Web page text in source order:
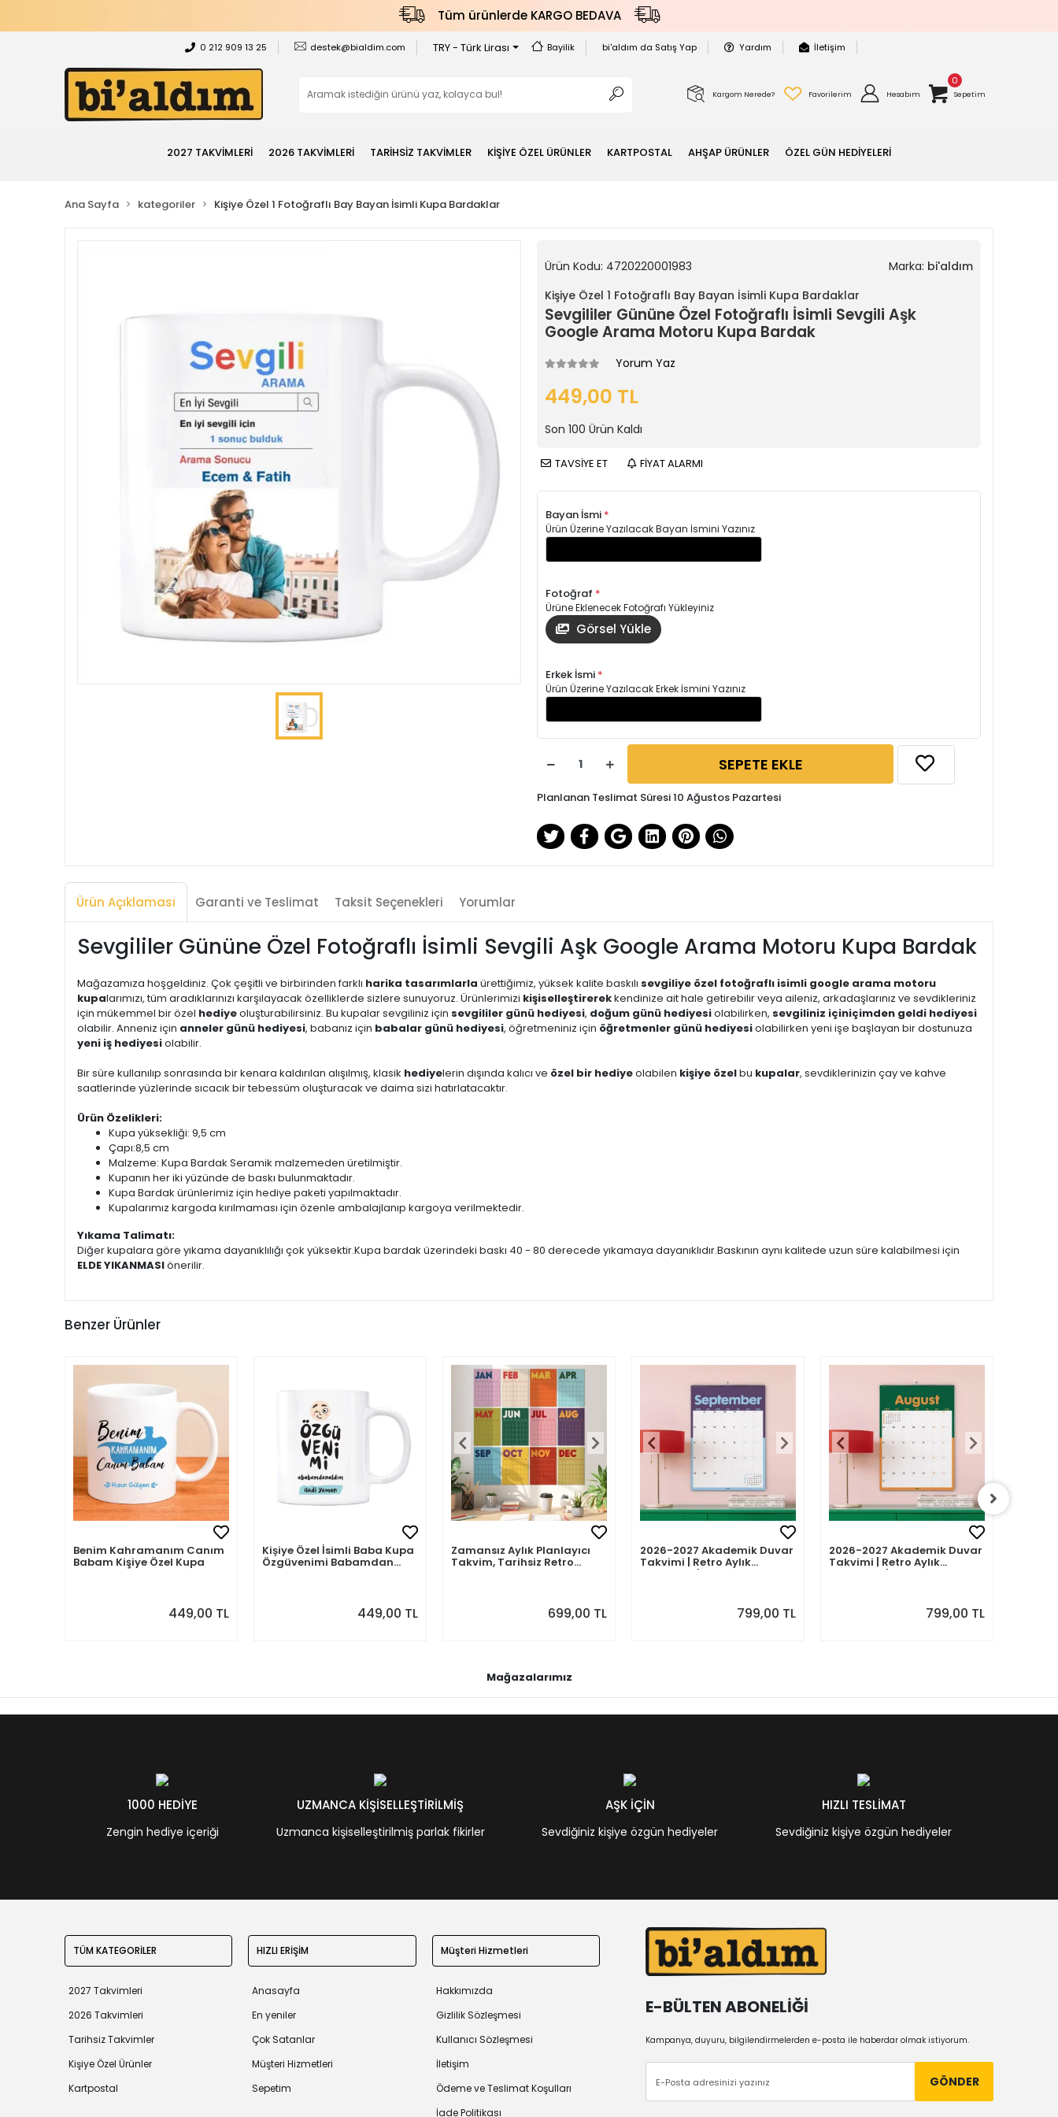
Tüm ürünlerde KARGO BEDAVA
0 212 909 13 25 destek@bialdim.com TRY - Türk Lirası Bayilik bi'aldım da Satış Yap Yardım İletişim
Kargom Nerede? Favorilerim Hesabım
0
Sepetim
2027 TAKVİMLERİ 2026 TAKVİMLERİ TARİHSİZ TAKVİMLER KİŞİYE ÖZEL ÜRÜNLER KARTPOSTAL AHŞAP ÜRÜNLER ÖZEL GÜN HEDİYELERİ
Ana Sayfa kategoriler Kişiye Özel 1 Fotoğraflı Bay Bayan İsimli Kupa Bardaklar
Ürün Kodu: 4720220001983 Marka: bi'aldım
Kişiye Özel 1 Fotoğraflı Bay Bayan İsimli Kupa Bardaklar
Sevgililer Gününe Özel Fotoğraflı İsimli Sevgili Aşk
Google Arama Motoru Kupa Bardak
Yorum Yaz
449,00 TL
Son 100 Ürün Kaldı
TAVSİYE ET FİYAT ALARMI
Bayan İsmi *
Ürün Üzerine Yazılacak Bayan İsmini Yazınız
Fotoğraf *
Ürüne Eklenecek Fotoğrafı Yükleyiniz
Görsel Yükle
Erkek İsmi *
Ürün Üzerine Yazılacak Erkek İsmini Yazınız
SEPETE EKLE
Planlanan Teslimat Süresi 10 Ağustos Pazartesi
Ürün Açıklaması Garanti ve Teslimat Taksit Seçenekleri Yorumlar
Sevgililer Gününe Özel Fotoğraflı İsimli Sevgili Aşk Google Arama Motoru Kupa Bardak
Mağazamıza hoşgeldiniz. Çok çeşitli ve birbirinden farklı harika tasarımlarla ürettiğimiz, yüksek kalite baskılı sevgiliye özel fotoğraflı isimli google arama motoru
kupalarımızı, tüm aradıklarınızı karşılayacak özelliklerde sizlere sunuyoruz. Ürünlerimizi kişiselleştirerekkendinize ait hale getirebilir veya aileniz, arkadaşlarınız ve sevdikleriniz
için mükemmel bir özel hediyeoluşturabilirsiniz. Bu kupalar sevgiliniz için sevgililer günü hediyesi, doğum günü hediyesiolabilirken, sevgiliniz içiniçimden geldi hediyesi
olabilir. Anneniz için anneler günü hediyesi, babanız için babalar günü hediyesi, öğretmeniniz için öğretmenler günü hediyesiolabilirken yeni işe başlayan bir dostunuza
yeni iş hediyesiolabilir.
Bir süre kullanılıp sonrasında bir kenara kaldırılan alışılmış, klasik hediyelerin dışında kalıcı ve özel bir hediyeolabilen kişiye özelbu kupalar, sevdiklerinizin çay ve kahve
saatlerinde yüzlerinde sıcacık bir tebessüm oluşturacak ve daima sizi hatırlatacaktır.
Ürün Özelikleri:
Kupa yüksekliği: 9,5 cm
Çapı:8,5 cm
Malzeme: Kupa Bardak Seramik malzemeden üretilmiştir.
Kupanın her iki yüzünde de baskı bulunmaktadır.
Kupa Bardak ürünlerimiz için hediye paketi yapılmaktadır.
Kupalarımız kargoda kırılmaması için özenle ambalajlanıp kargoya verilmektedir.
Yıkama Talimatı:
Diğer kupalara göre yıkama dayanıklılığı çok yüksektir.Kupa bardak üzerindeki baskı 40 - 80 derecede yıkamaya dayanıklıdır.Baskının aynı kalitede uzun süre kalabilmesi için
ELDE YIKANMASIönerilir.
Benzer Ürünler
Benim Kahramanım Canım
Babam Kişiye Özel Kupa
449,00 TL
Kişiye Özel İsimli Baba Kupa
Özgüvenimi Babamdan
449,00 TL
Zamansız Aylık Planlayıcı
Takvim, Tarihsiz Retro
699,00 TL
2026-2027 Akademik Duvar
Takvimi | Retro Aylık
Planlayıcı | Eylül 2026 -
799,00 TL
2026-2027 Akademik Duvar
Takvimi | Retro Aylık
Planlayıcı | Ağustos 2026 -
799,00 TL
Mağazalarımız
1000 HEDİYE
Zengin hediye içeriği
UZMANCA KİŞİSELLEŞTİRİLMİŞ
Uzmanca kişiselleştirilmiş parlak fikirler
AŞK İÇİN
Sevdiğiniz kişiye özgün hediyeler
HIZLI TESLİMAT
Sevdiğiniz kişiye özgün hediyeler
TÜM KATEGORİLER
2027 Takvimleri
2026 Takvimleri
Tarihsiz Takvimler
Kişiye Özel Ürünler
Kartpostal
HIZLI ERİŞİM
Anasayfa
En yeniler
Çok Satanlar
Müşteri Hizmetleri
Sepetim
Müşteri Hizmetleri
Hakkımızda
Gizlilik Sözleşmesi
Kullanıcı Sözleşmesi
İletişim
Ödeme ve Teslimat Koşulları
İade Politikası
E-BÜLTEN ABONELİĞİ
Kampanya, duyuru, bilgilendirmelerden e-posta ile haberdar olmak istiyorum.
GÖNDER